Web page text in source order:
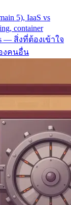
5), IaaS vs
container
— สิ่งที่ต้องเข้าใจ
งคนอื่น